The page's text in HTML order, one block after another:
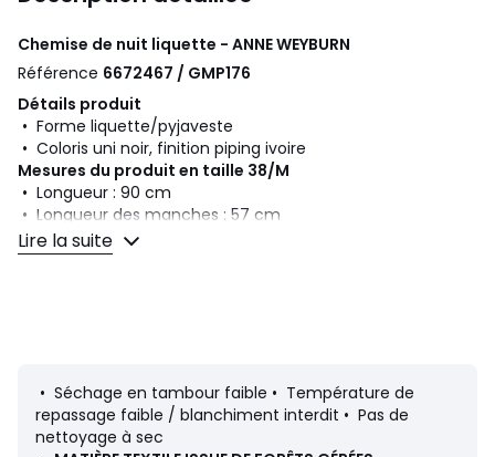
Chemise de nuit liquette - ANNE WEYBURN
Référence 6672467 / GMP176
Détails produit
• Forme liquette/pyjaveste
• Coloris uni noir, finition piping ivoire
Mesures du produit en taille 38/M
• Longueur : 90 cm
• Longueur des manches : 57 cm
Composition et Entretien
environnementales
• Origine de fabrication (tissage, teinture, confection) :
Chine
Lire la suite
• Séchage en tambour faible • Température de
repassage faible / blanchiment interdit • Pas de
nettoyage à sec